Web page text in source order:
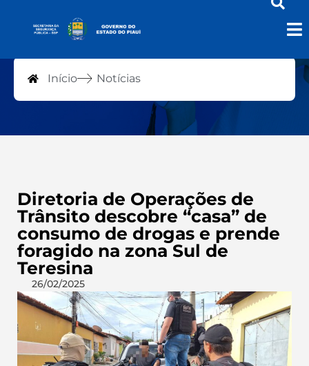
Notícias
Início Notícias
Diretoria de Operações de
Trânsito descobre “casa” de
consumo de drogas e prende
foragido na zona Sul de
Teresina
26/02/2025